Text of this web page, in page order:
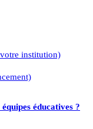
institution)
éducatives ?